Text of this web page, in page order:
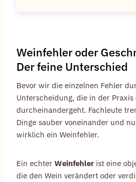
Weinfehler oder
Der feine Unterschied
Bevor wir die einzelnen Fehler
Unterscheidung, die in der Praxis
durcheinandergeht. Fachleute
Dinge sauber voneinander und
wirklich ein Weinfehler.
Ein echter Weinfehler ist eine
die den Wein verändert oder